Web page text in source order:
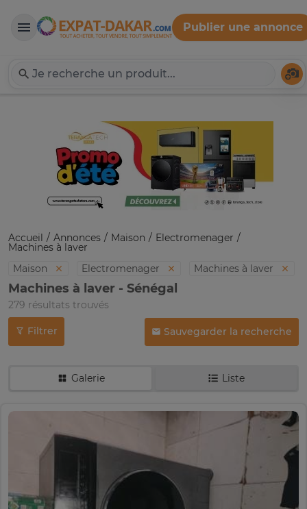
Expat-Dakar
Publier une annonce
Accueil Annonces Maison Electromenager
Machines à laver
Maison
Electromenager Machines à laver
Machines à laver - Sénégal
279 résultats trouvés
Filtrer Sauvegarder la recherche
Galerie Liste